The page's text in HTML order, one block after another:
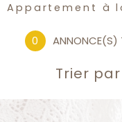
Appartement à
0 ANNONCE(S)
Trier par